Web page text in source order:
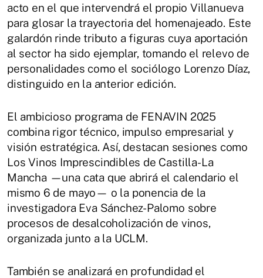
acto en el que intervendrá el propio Villanueva
para glosar la trayectoria del homenajeado. Este
galardón rinde tributo a figuras cuya aportación
al sector ha sido ejemplar, tomando el relevo de
personalidades como el sociólogo Lorenzo Díaz,
distinguido en la anterior edición.
El ambicioso programa de FENAVIN 2025
combina rigor técnico, impulso empresarial y
visión estratégica. Así, destacan sesiones como
Los Vinos Imprescindibles de Castilla-La
Mancha —una cata que abrirá el calendario el
mismo 6 de mayo— o la ponencia de la
investigadora Eva Sánchez-Palomo sobre
procesos de desalcoholización de vinos,
organizada junto a la UCLM.
También se analizará en profundidad el